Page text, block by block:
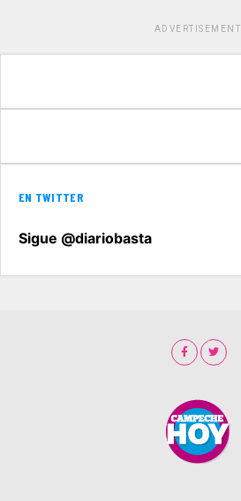
ADVERTISEMENT
EN TWITTER
Sigue @diariobasta